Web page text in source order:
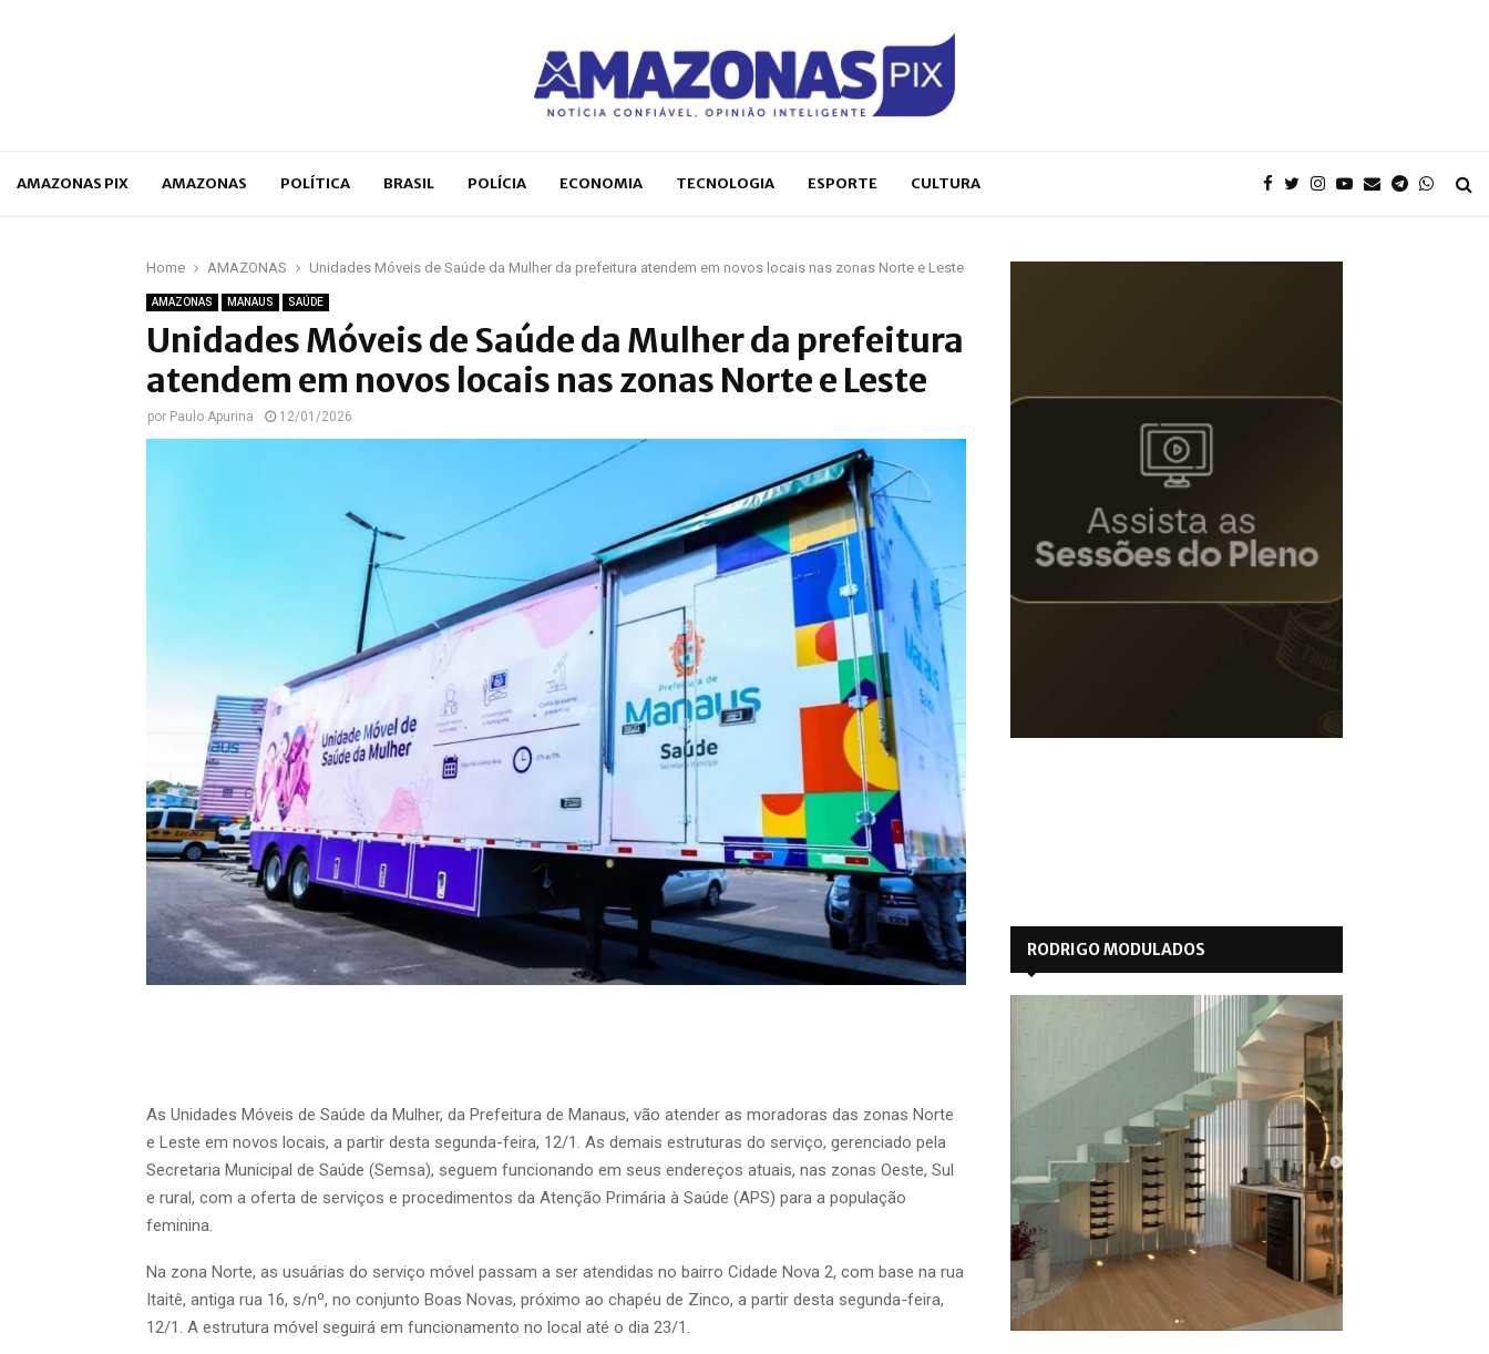
AMAZONAS PIX AMAZONAS POLÍTICA BRASIL POLÍCIA ECONOMIA TECNOLOGIA ESPORTE CULTURA
Home AMAZONAS Unidades Móveis de Saúde da Mulher da prefeitura atendem em novos locais nas zonas Norte e Leste
AMAZONAS MANAUS SAÚDE
Unidades Móveis de Saúde da Mulher da prefeitura
atendem em novos locais nas zonas Norte e Leste
por Paulo Apurina 12/01/2026
As Unidades Móveis de Saúde da Mulher, da Prefeitura de Manaus, vão atender as moradoras das zonas Norte
e Leste em novos locais, a partir desta segunda-feira, 12/1. As demais estruturas do serviço, gerenciado pela
Secretaria Municipal de Saúde (Semsa), seguem funcionando em seus endereços atuais, nas zonas Oeste, Sul
e rural, com a oferta de serviços e procedimentos da Atenção Primária à Saúde (APS) para a população
feminina.
Na zona Norte, as usuárias do serviço móvel passam a ser atendidas no bairro Cidade Nova 2, com base na rua
Itaitê, antiga rua 16, s/nº, no conjunto Boas Novas, próximo ao chapéu de Zinco, a partir desta segunda-feira,
12/1. A estrutura móvel seguirá em funcionamento no local até o dia 23/1.
RODRIGO MODULADOS